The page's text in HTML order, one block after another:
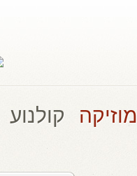
מוזיקה קולנוע